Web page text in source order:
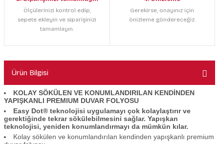
Ölçülerinizi kontrol edip,
sepete ekleyin ve siparişinizi
tamamlayın.
Gerekirse, onayınız için
önizleme göndereceğiz.
Ürün Bilgisi
KOLAY SÖKÜLEN VE KONUMLANDIRILAN KENDİNDEN
YAPIŞKANLI PREMIUM DUVAR FOLYOSU
Easy Dot® teknolojisi uygulamayı çok kolaylaştırır ve
gerektiğinde tekrar sökülebilmesini sağlar. Yapışkan
teknolojisi, yeniden konumlandırmayı da mümkün kılar.
Kolay sökülen ve konumlandırılan kendinden yapışkanlı premium